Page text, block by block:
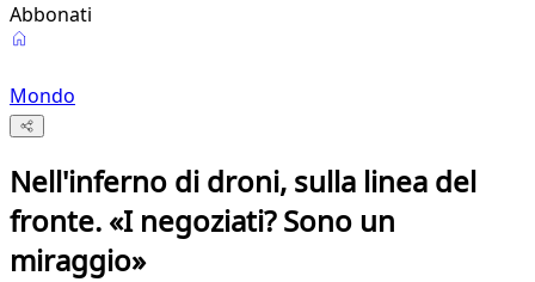
Abbonati
Mondo
Nell'inferno di droni, sulla linea del
fronte. «I negoziati? Sono un
miraggio»